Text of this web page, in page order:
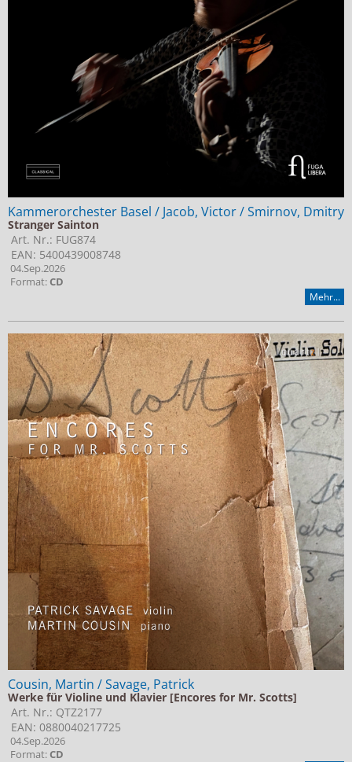
Naxos Deutschland Blog
Naxos weltweit
Kammerorchester Basel / Jacob, Victor / Smirnov, Dmitry
Stranger Sainton
Art. Nr.: FUG874
EAN: 5400439008748
04.Sep.2026
Format:CD
Mehr...
Cousin, Martin / Savage, Patrick
Werke für Violine und Klavier [Encores for Mr. Scotts]
Art. Nr.: QTZ2177
EAN: 0880040217725
04.Sep.2026
Format:CD